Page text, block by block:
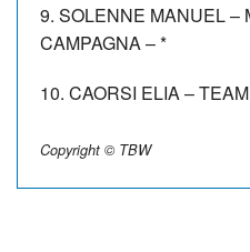
9. SOLENNE MANUEL –
CAMPAGNA – *
10. CAORSI ELIA –
Copyright © TBW